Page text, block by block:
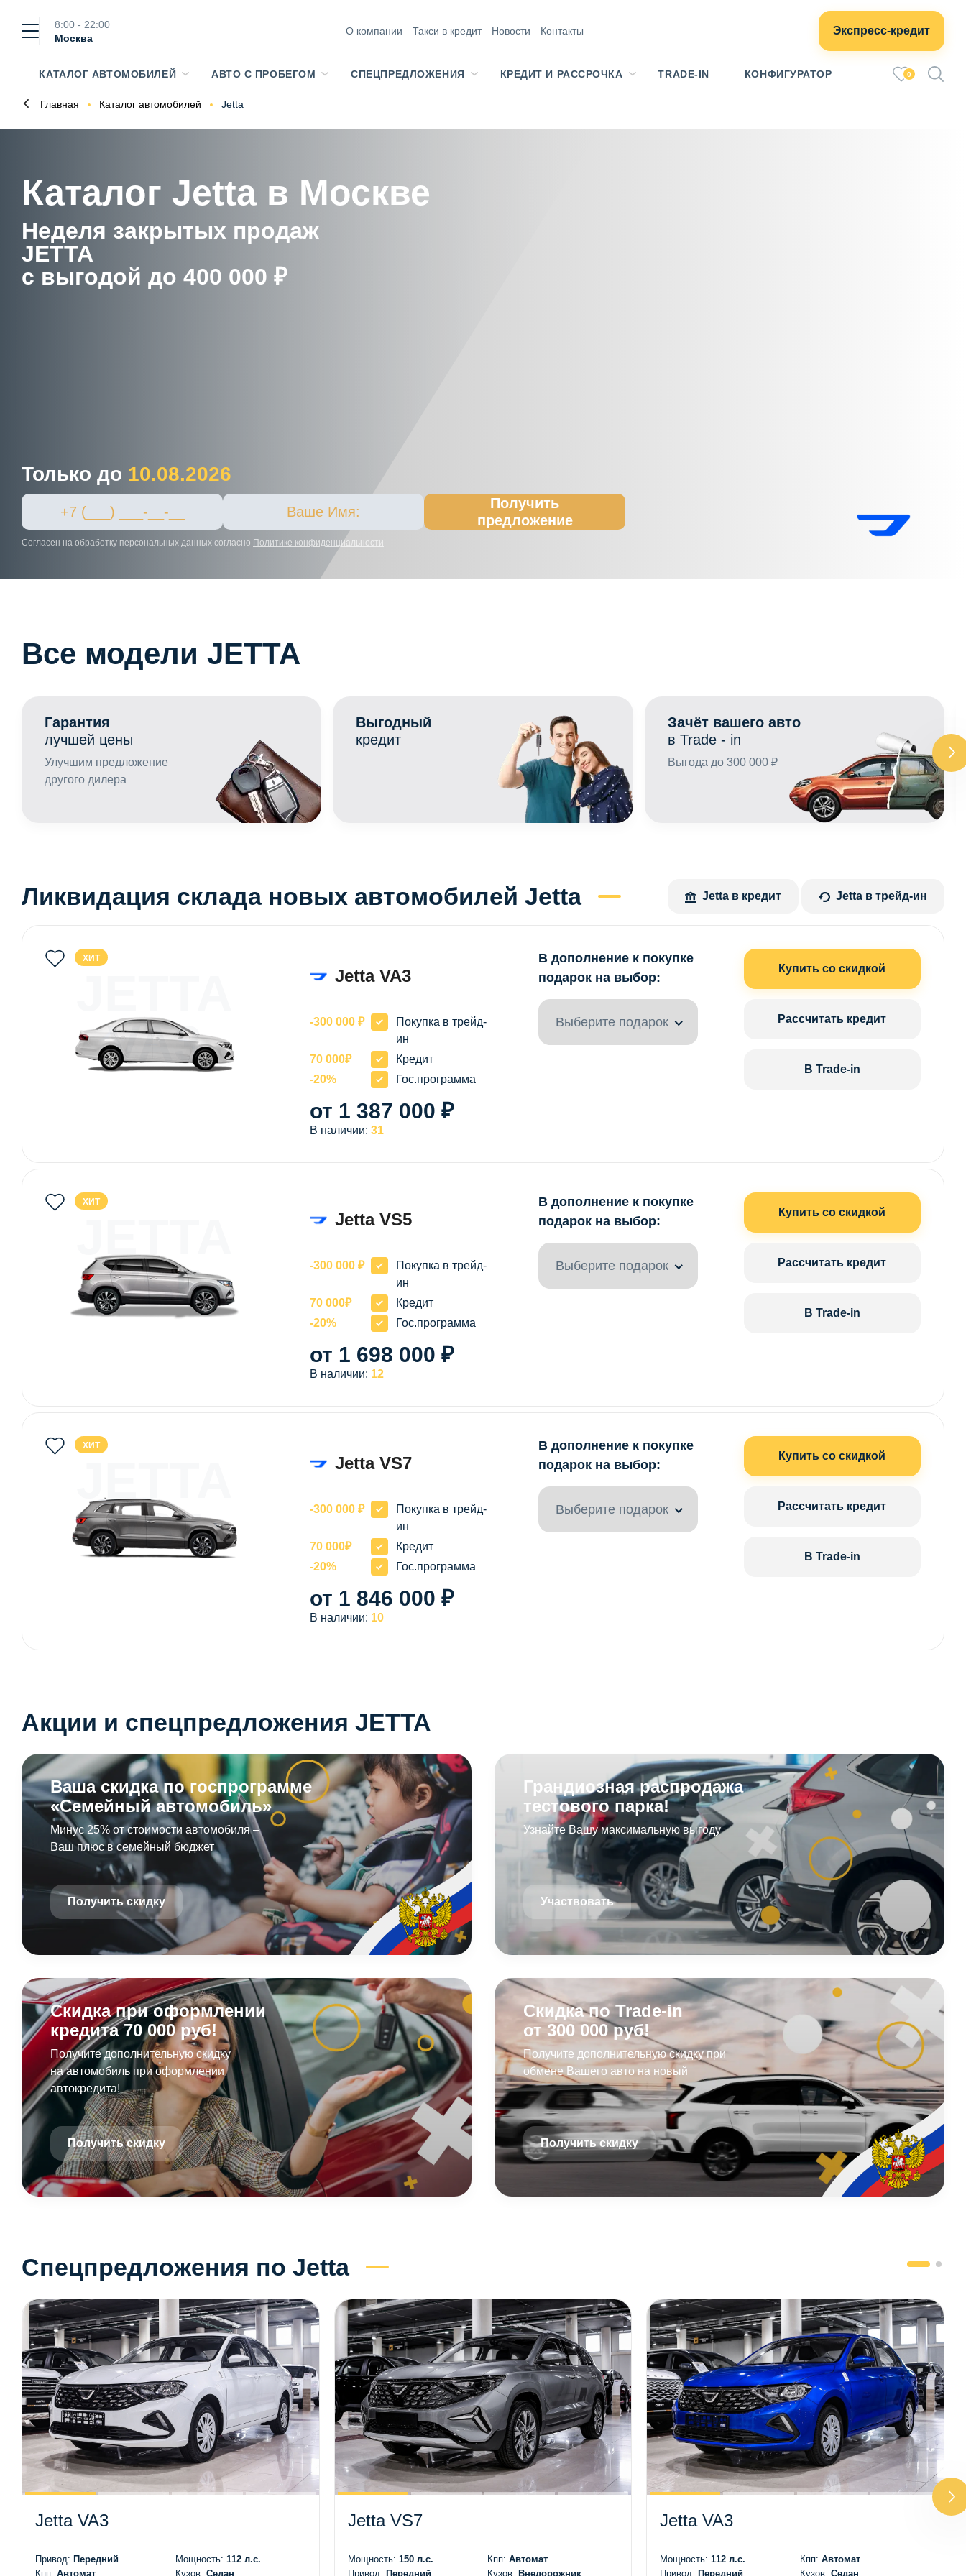
8:00 - 22:00
Москва
О компании Такси в кредит Новости Контакты Экспресс-кредит
КАТАЛОГ АВТОМОБИЛЕЙ АВТО С ПРОБЕГОМ СПЕЦПРЕДЛОЖЕНИЯ КРЕДИТ И РАССРОЧКА TRADE-IN КОНФИГУРАТОР 0
Главная Каталог автомобилей Jetta
Каталог Jetta в Москве
Неделя закрытых продаж
JETTA
с выгодой до 400 000 ₽
Только до 10.08.2026
Получить
предложение
Согласен на обработку персональных данных согласно Политике конфиденциальности
Все модели JETTA
Гарантия
лучшей цены
Улучшим предложение
другого дилера
Выгодный
кредит
Зачёт вашего авто
в Trade - in
Выгода до 300 000 ₽
Ликвидация склада новых автомобилей Jetta Jetta в кредит Jetta в трейд-ин
ХИТ
VA3
Jetta VA3
-300 000 ₽
Покупка в трейд-
ин
70 000₽
Кредит
-20%
Гос.программа
от 1 387 000 ₽
В наличии:31
В дополнение к покупке
подарок на выбор:
Выберите подарок
Купить со скидкой
Рассчитать кредит
В Trade-in
ХИТ
VS5
Jetta VS5
-300 000 ₽
Покупка в трейд-
ин
70 000₽
Кредит
-20%
Гос.программа
от 1 698 000 ₽
В наличии: 12
В дополнение к покупке
подарок на выбор:
Выберите подарок
Купить со скидкой
Рассчитать кредит
В Trade-in
ХИТ
VS7
Jetta VS7
-300 000 ₽
Покупка в трейд-
ин
70 000₽
Кредит
-20%
Гос.программа
от 1 846 000 ₽
В наличии: 10
В дополнение к покупке
подарок на выбор:
Выберите подарок
Купить со скидкой
Рассчитать кредит
В Trade-in
Акции и спецпредложения JETTA
Ваша скидка по госпрограмме
«Семейный автомобиль»
Минус 25% от стоимости автомобиля –
Ваш плюс в семейный бюджет
Получить скидку
Грандиозная распродажа
тестового парка!
Узнайте Вашу максимальную выгоду
Участвовать
Скидка при оформлении
кредита 70 000 руб!
Получите дополнительную скидку
на автомобиль при оформлении
автокредита!
Получить скидку
Скидка по Trade-in
от 300 000 руб!
Получите дополнительную скидку при
обмене Вашего авто на новый
Получить скидку
Спецпредложения по Jetta
Jetta VA3
Привод: Передний
Кпп: Автомат
Мощность: 112 л.с.
Кузов: Седан
Jetta VS7
Мощность: 150 л.с.
Привод: Передний
Кпп:Автомат
Кузов: Внедорожник
Jetta VA3
Мощность:112 л.с.
Привод: Передний
Кпп:Автомат
Кузов:Седан